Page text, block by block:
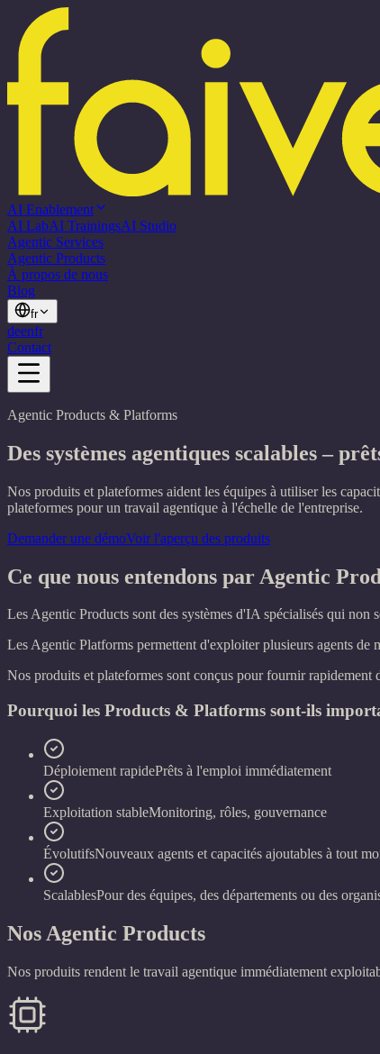
AI Enablement
AI LabAI TrainingsAI Studio
Agentic Services
Agentic Products
À propos de nous
Blog
fr
deenfr
Contact
Agentic Products & Platforms
Des systèmes agentiques scalables–
Nos produits et plateformes aident les équipes à utiliser les
plateformes pour un travail agentique à l'échelle de l'entreprise.
Demander une démoVoir l'aperçu des produits
Ce que nous entendons par Agentic
Les Agentic Products sont des systèmes d'IA spécialisés qui non
Les Agentic Platforms permettent d'exploiter plusieurs agents de
Nos produits et plateformes sont conçus pour fournir
Pourquoi les Products & Platforms sont-ils
Déploiement rapidePrêts à l'emploi immédiatement
Exploitation stableMonitoring, rôles, gouvernance
ÉvolutifsNouveaux agents et capacités ajoutables à tout
ScalablesPour des équipes, des départements ou des
Nos Agentic Products
Nos produits rendent le travail agentique immédiatement